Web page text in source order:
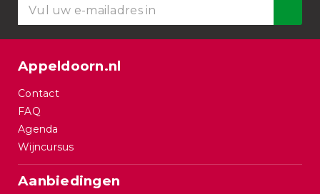
Appeldoorn.nl
Contact
FAQ
Agenda
Wijncursus
Aanbiedingen